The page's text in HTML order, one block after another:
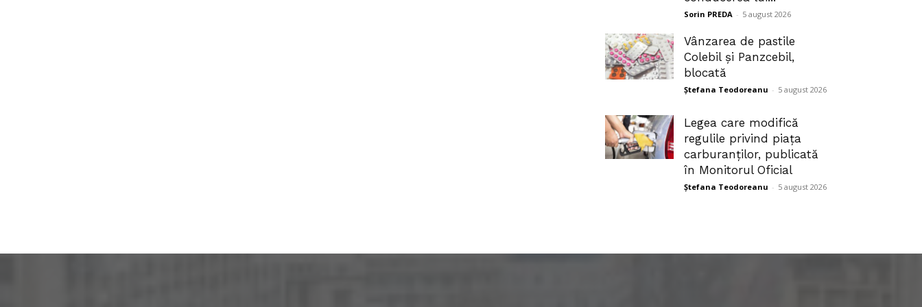
Sorin PREDA - 5 august 2026
Vânzarea de pastile
Colebil și Panzcebil,
blocată
Ștefana Teodoreanu - 5 august 2026
Legea care modifică
regulile privind piața
carburanților, publicată
în Monitorul Oficial
Ștefana Teodoreanu - 5 august 2026